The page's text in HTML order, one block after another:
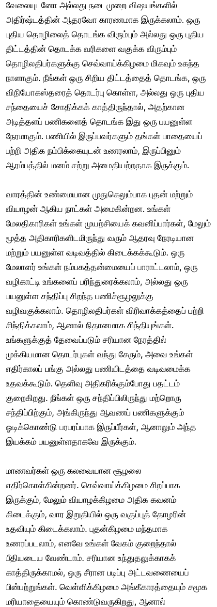
வேலையுடனோ அல்லது நடைமுறை விஷயங்களில்
அதிர்ஷ்டத்தின் ஆதரவோ காரணமாக இருக்கலாம். ஒரு
புதிய தொழிலைத் தொடங்க விரும்பும் அல்லது ஒரு புதிய
திட்டத்தின் தொடக்க வரிகளை வகுக்க விரும்பும்
தொழிலதிபர்களுக்கு செவ்வாய்க்கிழமை மிகவும் உகந்த
நாளாகும். நீங்கள் ஒரு சிறிய திட்டத்தைத் தொடங்க, ஒரு
விநியோகஸ்தரைத் தொடர்பு கொள்ள, அல்லது ஒரு புதிய
சந்தையைச் சோதிக்கக் காத்திருந்தால், அதற்கான
அடித்தளப் பணிகளைத் தொடங்க இது ஒரு பயனுள்ள
நேரமாகும். பணியில் இருப்பவர்களும் தங்கள் பாதையைப்
பற்றி அதிக நம்பிக்கையுடன் உணரலாம், இருப்பினும்
ஆரம்பத்தில் மனம் சற்று அமைதியற்றதாக இருக்கும்.
வாரத்தின் உண்மையான முதுகெலும்பாக புதன் மற்றும்
வியாழன் ஆகிய நாட்கள் அமைகின்றன. உங்கள்
மேலதிகாரிகள் உங்கள் முயற்சியைக் கவனிப்பார்கள், மேலும்
மூத்த அதிகாரிகளிடமிருந்து வரும் ஆதரவு நேரடியான
மற்றும் பயனுள்ள வடிவத்தில் கிடைக்கக்கூடும். ஒரு
மேலாளர் உங்கள் நம்பகத்தன்மையைப் பாராட்டலாம், ஒரு
வழிகாட்டி உங்களைப் பரிந்துரைக்கலாம், அல்லது ஒரு
பயனுள்ள சந்திப்பு சிறந்த பணிச்சூழலுக்கு
வழிவகுக்கலாம். தொழிலதிபர்கள் விரிவாக்கத்தைப் பற்றி
சிந்திக்கலாம், ஆனால் நிதானமாக சிந்தியுங்கள்.
உங்களுக்குத் தேவைப்படும் சரியான நேரத்தில்
முக்கியமான தொடர்புகள் வந்து சேரும், அவை உங்கள்
எதிர்காலப் பங்கு அல்லது பணியிடத்தை வடிவமைக்க
உதவக்கூடும். தெளிவு அதிகரிக்கும்போது பதட்டம்
குறைகிறது. நீங்கள் ஒரு சந்திப்பிலிருந்து மற்றொரு
சந்திப்பிற்கும், அங்கிருந்து ஆவணப் பணிகளுக்கும்
ஓடிக்கொண்டு பரபரப்பாக இருப்பீர்கள், ஆனாலும் அந்த
இயக்கம் பயனுள்ளதாகவே இருக்கும்.
மாணவர்கள் ஒரு கலவையான சூழலை
எதிர்கொள்கின்றனர். செவ்வாய்க்கிழமை சிறப்பாக
இருக்கும், மேலும் வியாழக்கிழமை அதிக கவனம்
கிடைக்கும், வார இறுதியில் ஒரு வகுப்புத் தோழரின்
உதவியும் கிடைக்கலாம். புதன்கிழமை மந்தமாக
உணரப்படலாம், எனவே உங்கள் வேகம் குறைந்தால்
பீதியடைய வேண்டாம். சரியான உந்துதலுக்காகக்
காத்திருக்காமல், ஒரு சீரான படிப்பு அட்டவணையைப்
பின்பற்றுங்கள். வெள்ளிக்கிழமை அங்கீகாரத்தையும் சமூக
மரியாதையையும் கொண்டுவருகிறது, ஆனால்